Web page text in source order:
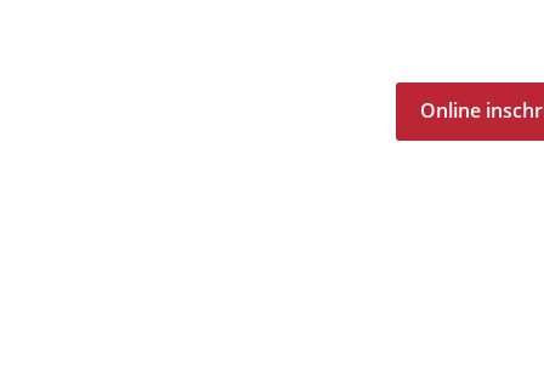
Online
(Verwijst